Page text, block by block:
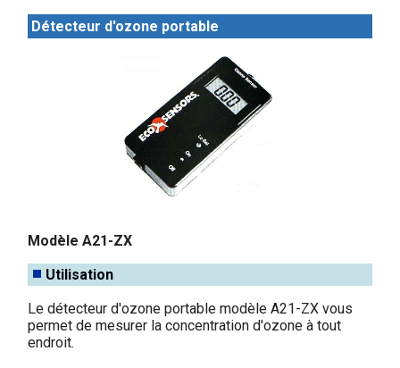
Détecteur d'ozone portable
Modèle A21-ZX
Utilisation
Le détecteur d'ozone portable modèle A21-ZX vous
permet de mesurer la concentration d'ozone à tout
endroit.